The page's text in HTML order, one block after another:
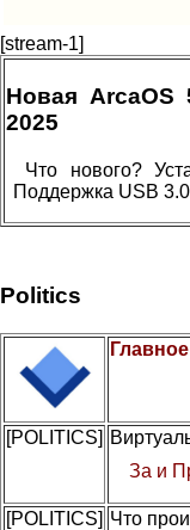
[stream-1]
Новая
2025
Что нового?
Поддержка USB
Politics
[POLITICS]
За и
[POLITICS] Что